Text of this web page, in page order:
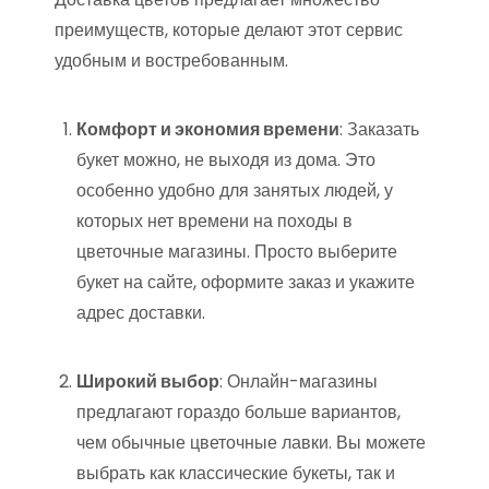
преимуществ, которые делают этот сервис
удобным и востребованным.
Комфорт и экономия времени: Заказать
букет можно, не выходя из дома. Это
особенно удобно для занятых людей, у
которых нет времени на походы в
цветочные магазины. Просто выберите
букет на сайте, оформите заказ и укажите
адрес доставки.
Широкий выбор: Онлайн-магазины
предлагают гораздо больше вариантов,
чем обычные цветочные лавки. Вы можете
выбрать как классические букеты, так и